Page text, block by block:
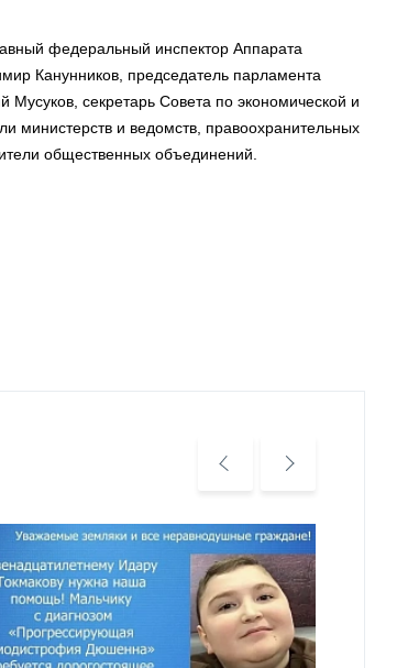
федеральный инспектор Аппарата
Канунников, председатель парламента
Мусуков, секретарь Совета по экономической и
министерств и ведомств, правоохранительных
общественных объединений.